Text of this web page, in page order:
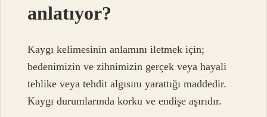
anlatıyor?
Kaygı kelimesinin anlamını iletmek için;
bedenimizin ve zihnimizin gerçek veya hayali
tehlike veya tehdit algısını yarattığı maddedir.
Kaygı durumlarında korku ve endişe aşırıdır.